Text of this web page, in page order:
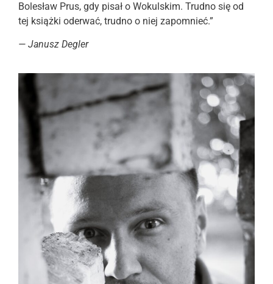
Bolesław Prus, gdy pisał o Wokulskim. Trudno się od
tej książki oderwać, trudno o niej zapomnieć.”
— Janusz Degler